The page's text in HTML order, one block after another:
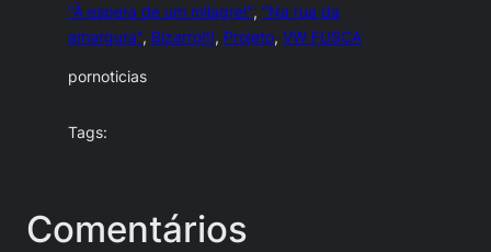
"À espera de um milagre!", "Na rua da
amargura", Bizarro!!!, Projeto, VW FUSCA
pornoticias
Tags:
Comentários